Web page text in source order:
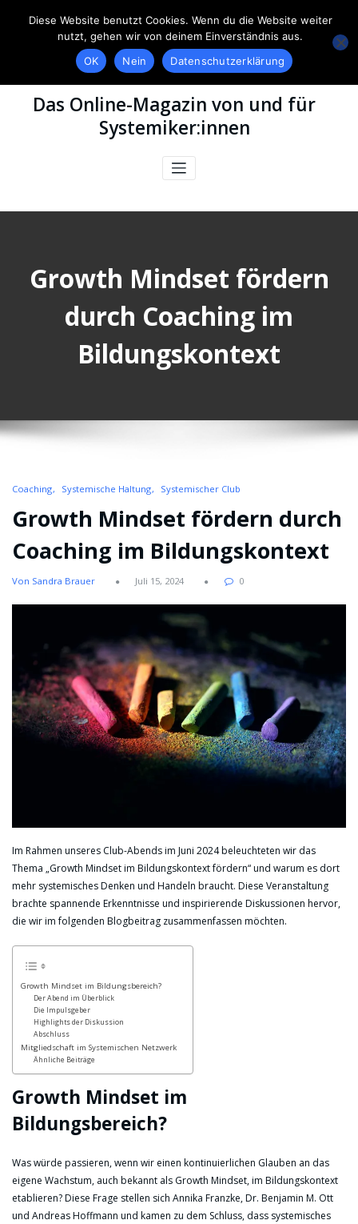
Das Online-Magazin von und für
Systemiker:innen
Growth Mindset fördern
durch Coaching im
Bildungskontext
Coaching Systemische Haltung Systemischer Club
Growth Mindset fördern durch
Coaching im Bildungskontext
Von Sandra Brauer Juli 15, 2024 0
Im Rahmen unseres Club-Abends im Juni 2024 beleuchteten wir das
Thema „Growth Mindset im Bildungskontext fördern“ und warum es dort
mehr systemisches Denken und Handeln braucht. Diese Veranstaltung
brachte spannende Erkenntnisse und inspirierende Diskussionen hervor,
die wir im folgenden Blogbeitrag zusammenfassen möchten.
Growth Mindset im Bildungsbereich?
Der Abend im Überblick
Die Impulsgeber
Highlights der Diskussion
Abschluss
Mitgliedschaft im Systemischen Netzwerk
Ähnliche Beiträge
Growth Mindset im
Bildungsbereich?
Was würde passieren, wenn wir einen kontinuierlichen Glauben an das
eigene Wachstum, auch bekannt als Growth Mindset, im Bildungskontext
etablieren? Diese Frage stellen sich Annika Franzke, Dr. Benjamin M. Ott
und Andreas Hoffmann und kamen zu dem Schluss, dass systemisches
Diese Website benutzt Cookies. Wenn du die Website weiter
nutzt, gehen wir von deinem Einverständnis aus.
OK
Nein Datenschutzerklärung